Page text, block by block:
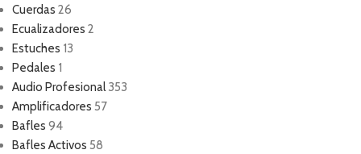
Cuerdas 26
Ecualizadores 2
Estuches 13
Pedales 1
Audio Profesional 353
Amplificadores 57
Bafles 94
Bafles Activos 58